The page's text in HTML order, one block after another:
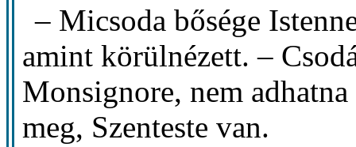
– Micsoda bősége
amint körülnézett. –
Monsignore, nem
meg, Szenteste van.